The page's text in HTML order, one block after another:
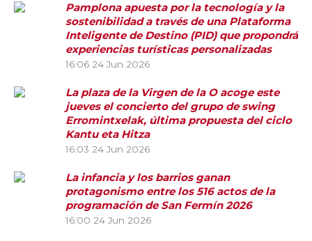
Pamplona apuesta por la tecnología y la
sostenibilidad a través de una Plataforma
Inteligente de Destino (PID) que propondrá
experiencias turísticas personalizadas
16:06 24 Jun 2026
La plaza de la Virgen de la O acoge este
jueves el concierto del grupo de swing
Erromintxelak, última propuesta del ciclo
Kantu eta Hitza
16:03 24 Jun 2026
La infancia y los barrios ganan
protagonismo entre los 516 actos de la
programación de San Fermín 2026
16:00 24 Jun 2026